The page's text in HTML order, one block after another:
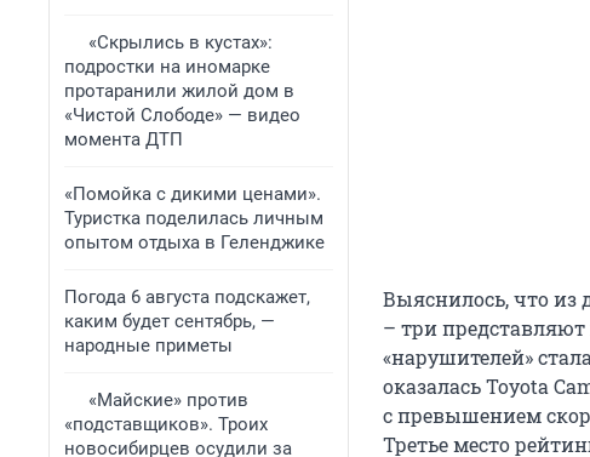
«Скрылись в кустах»:
подростки на иномарке
протаранили жилой дом в
«Чистой Слободе» — видео
момента ДТП
«Помойка с дикими ценами».
Туристка поделилась личным
опытом отдыха в Геленджике
Погода 6 августа подскажет,
каким будет сентябрь, —
народные приметы
«Майские» против
«подставщиков». Троих
новосибирцев осудили за
Выяснилось, что из
– три
«нарушителей»
оказалась Toyota
с превышением
Третье место